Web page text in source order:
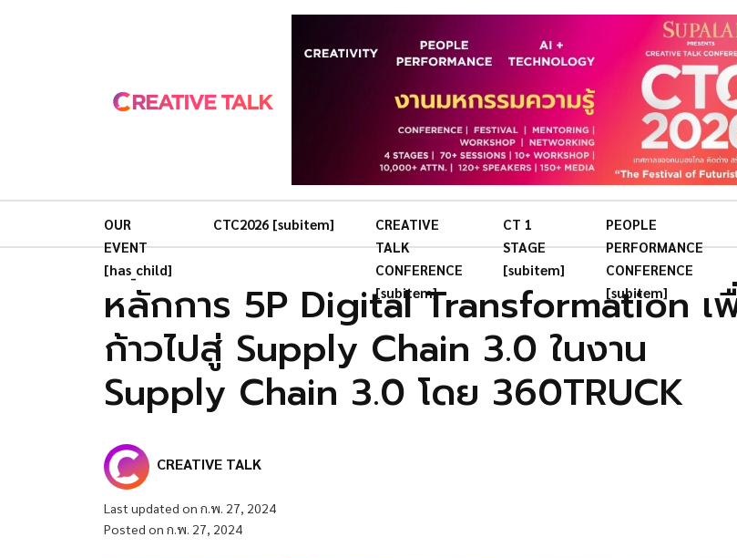
OUR
EVENT
[has_child]
CTC2026 [subitem]
CREATIVE
TALK
CONFERENCE
[subitem]
CT 1
STAGE
[subitem]
PEOPLE
PERFORMANCE
CONFERENCE
[subitem]
หลักการ 5P Digital Transformation เ
ก้าวไปสู่ Supply Chain 3.0 ในงาน
Supply Chain 3.0 โดย 360TRUCK
CREATIVE TALK
Last updated on ก.พ. 27, 2024
Posted on ก.พ. 27, 2024